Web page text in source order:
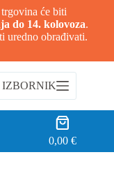
će biti
do 14. kolovoza.
uredno obrađivati.
IZBORNIK
Košarica
0,00€